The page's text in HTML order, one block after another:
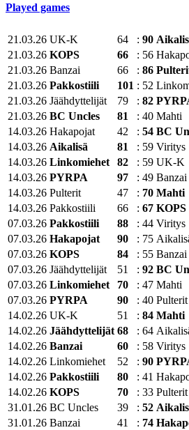
Played games
21.03.26 UK-K 64 : 90
21.03.26 KOPS 66 : 56
21.03.26 Banzai 66 : 86
21.03.26 Pakkostiili 101 : 52
21.03.26 Jäähdyttelijät 79 : 82
21.03.26 BC Uncles 81 : 40 Mahti
14.03.26 Hakapojat 42 : 54 BC
14.03.26 Aikalisä 81 : 59 Viritys
14.03.26 Linkomiehet 82 : 59 UK-K
14.03.26 PYRPA 97 : 49 Banzai
14.03.26 Pulterit 47 : 70 Mahti
14.03.26 Pakkostiili 66 : 67 KOPS
07.03.26 Pakkostiili 88 : 44 Viritys
07.03.26 Hakapojat 90 : 75
07.03.26 KOPS 84 : 55 Banzai
07.03.26 Jäähdyttelijät 51 : 92 BC
07.03.26 Linkomiehet 70 : 47 Mahti
07.03.26 PYRPA 90 : 40 Pulterit
14.02.26 UK-K 51 : 84 Mahti
14.02.26 Jäähdyttelijät 68 : 64
14.02.26 Banzai 60 : 58 Viritys
14.02.26 Linkomiehet 52 : 90
14.02.26 Pakkostiili 80 : 41
14.02.26 KOPS 70 : 33 Pulterit
31.01.26 BC Uncles 39 : 52
31.01.26 Banzai 41 : 74